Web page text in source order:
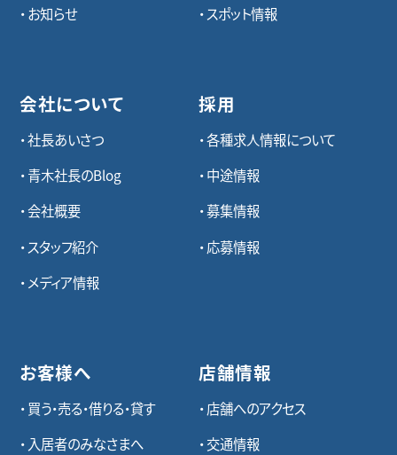
お知らせ
会社について
社長あいさつ
青木社長のBlog
会社概要
スタッフ紹介
メディア情報
お客様へ
買う・売る・借りる・貸す
入居者のみなさまへ
スポット情報
採用
各種求⼈情報について
中途情報
募集情報
応募情報
店舗情報
店舗へのアクセス
交通情報